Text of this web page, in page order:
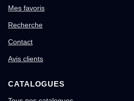
Mes favoris
Recherche
Contact
Avis clients
CATALOGUES